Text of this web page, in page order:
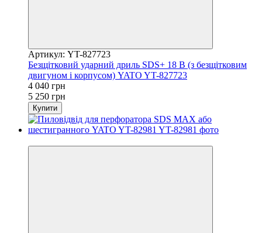
Артикул: YT-827723
Безщітковий ударний дриль SDS+ 18 В (з безщітковим
двигуном і корпусом) YATO YT-827723
4 040 грн
5 250 грн
Купити